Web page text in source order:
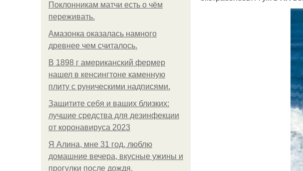
Поклонникам матчи есть о чём
переживать.
Амазонка оказалась намного
древнее чем считалось.
В 1898 г американский фермер
нашел в кенсингтоне каменную
плиту с руническими надписями.
Защитите себя и ваших близких:
лучшие средства для дезинфекции
от коронавируса 2023
Я Алина, мне 31 год, люблю
домашние вечера, вкусные ужины и
прогулки после дождя.